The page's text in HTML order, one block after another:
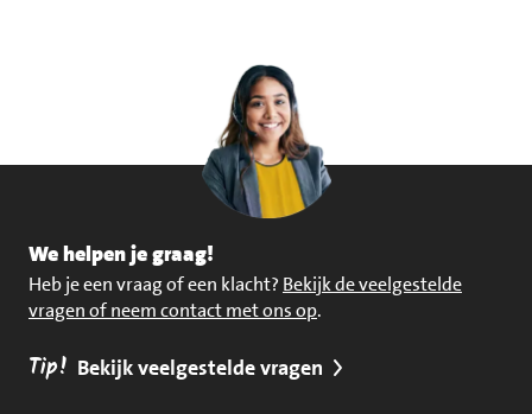
We helpen je graag!
Heb je een vraag of een klacht? Bekijk de veelgestelde
vragen of neem contact met ons op.
Tip! Bekijk veelgestelde vragen